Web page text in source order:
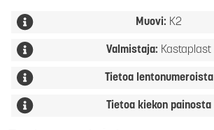
Muovi: K2
Valmistaja: Kastaplast
Tietoa lentonumeroista
Tietoa kiekon painosta